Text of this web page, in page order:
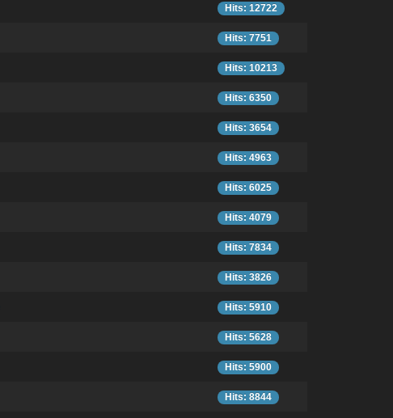
Hits: 12722
Hits: 7751
Hits: 10213
Hits: 6350
Hits: 3654
Hits: 4963
Hits: 6025
Hits: 4079
Hits: 7834
Hits: 3826
Hits: 5910
Hits: 5628
Hits: 5900
Hits: 8844